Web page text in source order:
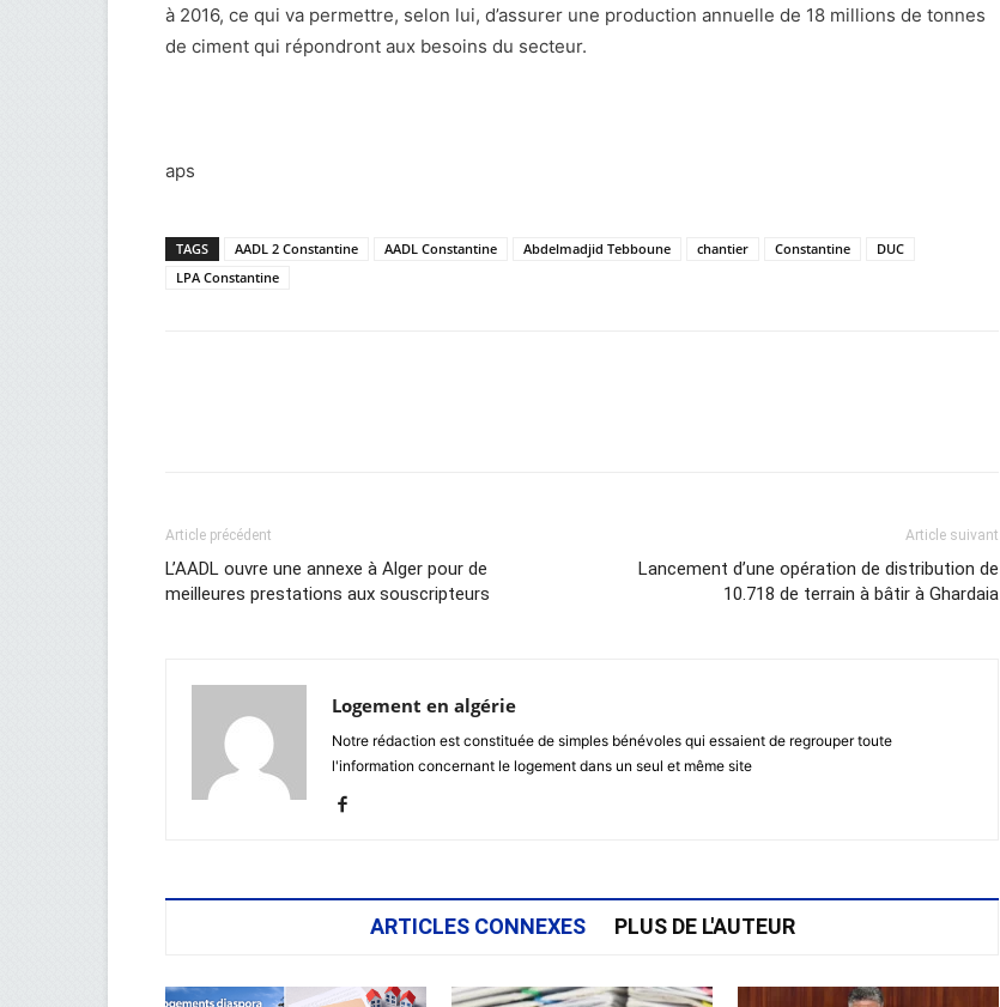
à 2016, ce qui va permettre, selon lui, d’assurer une production annuelle de 18 millions de tonnes
de ciment qui répondront aux besoins du secteur.
aps
TAGS AADL 2 Constantine AADL Constantine Abdelmadjid Tebboune chantier Constantine
DUC
LPA Constantine
Article précédent
L’AADL ouvre une annexe à Alger pour de
meilleures prestations aux souscripteurs
Article suivant
Lancement d’une opération de distribution de
10.718 de terrain à bâtir à Ghardaia
Logement en algérie
Notre rédaction est constituée de simples bénévoles qui essaient de regrouper toute
l'information concernant le logement dans un seul et même site
ARTICLES CONNEXES PLUS DE L'AUTEUR